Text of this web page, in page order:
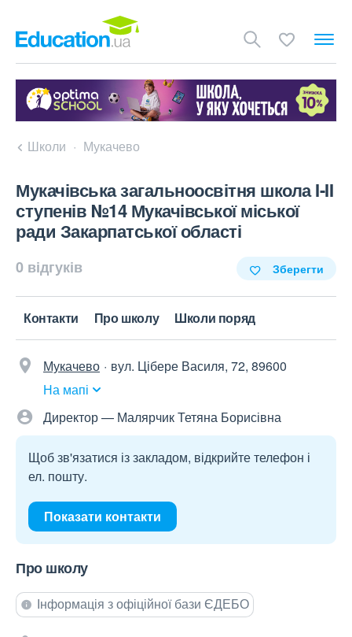
Школи Мукачево
Мукачівська загальноосвітня школа I-II
ступенів №14 Мукачівської міської
ради Закарпатської області
0 відгуків Зберегти
Контакти Про школу Школи поряд
Мукачево
вул. Цібере Василя, 72, 89600
На мапі
Директор — Малярчик Тетяна Борисівна
Щоб зв'язатися із закладом, відкрийте телефон і
ел. пошту.
Показати контакти
Про школу
Інформація з офіційної бази ЄДЕБО